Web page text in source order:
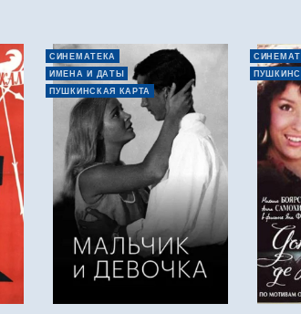
СИНЕМАТЕКА
ИМЕНА И ДАТЫ
ПУШКИНСКАЯ КАРТА